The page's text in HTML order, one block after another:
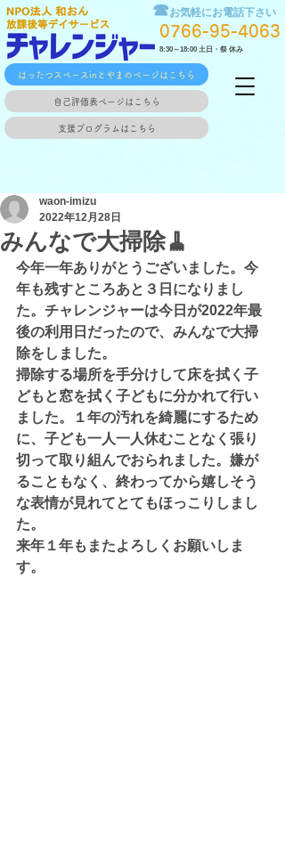
はったつスペースinとやまのページはこちら
☎お気軽にお電話下さい
0766-95-4063
8:30～18:00 土日・祭 休み
自己評価表ページはこちら
支援プログラムはこちら
みんなで大掃除🧹
waon-imizu
2022年12月28日
今年一年ありがとうございました。今
年も残すところあと３日になりまし
た。チャレンジャーは今日が2022年最
後の利用日だったので、みんなで大掃
除をしました。
掃除する場所を手分けして床を拭く子
どもと窓を拭く子どもに分かれて行い
ました。１年の汚れを綺麗にするため
に、子ども一人一人休むことなく張り
切って取り組んでおられました。嫌が
ることもなく、終わってから嬉しそう
な表情が見れてとてもほっこりしまし
た。
来年１年もまたよろしくお願いしま
す。